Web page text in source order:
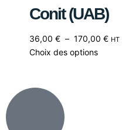
Conit (UAB)
36,00 € – 170,00 € HT
Choix des options